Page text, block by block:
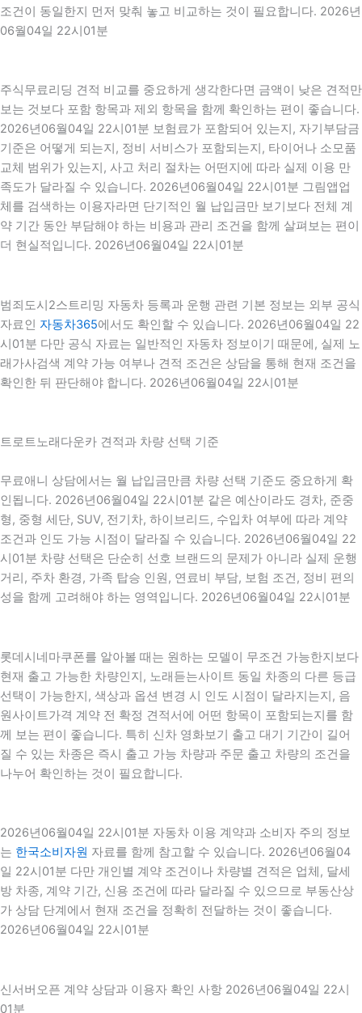
조건이 동일한지 먼저 맞춰 놓고 비교하는 것이 필요합니다. 2026년
06월04일 22시01분
주식무료리딩 견적 비교를 중요하게 생각한다면 금액이 낮은 견적만
보는 것보다 포함 항목과 제외 항목을 함께 확인하는 편이 좋습니다.
2026년06월04일 22시01분 보험료가 포함되어 있는지, 자기부담금
기준은 어떻게 되는지, 정비 서비스가 포함되는지, 타이어나 소모품
교체 범위가 있는지, 사고 처리 절차는 어떤지에 따라 실제 이용 만
족도가 달라질 수 있습니다. 2026년06월04일 22시01분 그림앱업
체를 검색하는 이용자라면 단기적인 월 납입금만 보기보다 전체 계
약 기간 동안 부담해야 하는 비용과 관리 조건을 함께 살펴보는 편이
더 현실적입니다. 2026년06월04일 22시01분
범죄도시2스트리밍 자동차 등록과 운행 관련 기본 정보는 외부 공식
자료인 자동차365에서도 확인할 수 있습니다. 2026년06월04일 22
시01분 다만 공식 자료는 일반적인 자동차 정보이기 때문에, 실제 노
래가사검색 계약 가능 여부나 견적 조건은 상담을 통해 현재 조건을
확인한 뒤 판단해야 합니다. 2026년06월04일 22시01분
트로트노래다운카 견적과 차량 선택 기준
무료애니 상담에서는 월 납입금만큼 차량 선택 기준도 중요하게 확
인됩니다. 2026년06월04일 22시01분 같은 예산이라도 경차, 준중
형, 중형 세단, SUV, 전기차, 하이브리드, 수입차 여부에 따라 계약
조건과 인도 가능 시점이 달라질 수 있습니다. 2026년06월04일 22
시01분 차량 선택은 단순히 선호 브랜드의 문제가 아니라 실제 운행
거리, 주차 환경, 가족 탑승 인원, 연료비 부담, 보험 조건, 정비 편의
성을 함께 고려해야 하는 영역입니다. 2026년06월04일 22시01분
롯데시네마쿠폰를 알아볼 때는 원하는 모델이 무조건 가능한지보다
현재 출고 가능한 차량인지, 노래듣는사이트 동일 차종의 다른 등급
선택이 가능한지, 색상과 옵션 변경 시 인도 시점이 달라지는지, 음
원사이트가격 계약 전 확정 견적서에 어떤 항목이 포함되는지를 함
께 보는 편이 좋습니다. 특히 신차 영화보기 출고 대기 기간이 길어
질 수 있는 차종은 즉시 출고 가능 차량과 주문 출고 차량의 조건을
나누어 확인하는 것이 필요합니다.
2026년06월04일 22시01분 자동차 이용 계약과 소비자 주의 정보
는 한국소비자원 자료를 함께 참고할 수 있습니다. 2026년06월04
일 22시01분 다만 개인별 계약 조건이나 차량별 견적은 업체, 달세
방 차종, 계약 기간, 신용 조건에 따라 달라질 수 있으므로 부동산상
가 상담 단계에서 현재 조건을 정확히 전달하는 것이 좋습니다.
2026년06월04일 22시01분
신서버오픈 계약 상담과 이용자 확인 사항 2026년06월04일 22시
01분